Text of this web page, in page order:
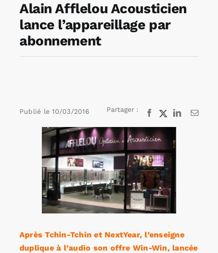
Agenda
Annonces emploi
Alain Afflelou Acousticien
lance l’appareillage par
abonnement
Publié le 10/03/2016 Partager : Facebook
X LinkedInEmail
l'image
agrandie
Après Tchin-Tchin et NextYear, l’enseigne
duplique à l’audio son offre Win-Win, lancée